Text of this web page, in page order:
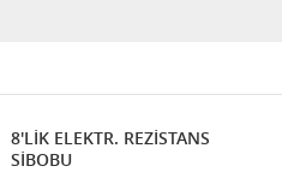
8'LİK ELEKTR. REZİSTANS
SİBOBU